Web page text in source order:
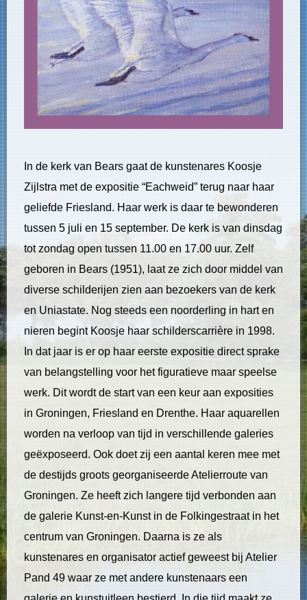
In de kerk van Bears gaat de kunstenares Koosje
Zijlstra met de expositie “Eachweid” terug naar haar
geliefde Friesland. Haar werk is daar te bewonderen
tussen 5 juli en 15 september. De kerk is van dinsdag
tot zondag open tussen 11.00 en 17.00 uur. Zelf
geboren in Bears (1951), laat ze zich door middel van
diverse schilderijen zien aan bezoekers van de kerk
en Uniastate. Nog steeds een noorderling in hart en
nieren begint Koosje haar schilderscarrière in 1998.
In dat jaar is er op haar eerste expositie direct sprake
van belangstelling voor het figuratieve maar speelse
werk. Dit wordt de start van een keur aan exposities
in Groningen, Friesland en Drenthe. Haar aquarellen
worden na verloop van tijd in verschillende galeries
geëxposeerd. Ook doet zij een aantal keren mee met
de destijds groots georganiseerde Atelierroute van
Groningen. Ze heeft zich langere tijd verbonden aan
de galerie Kunst-en-Kunst in de Folkingestraat in het
centrum van Groningen. Daarna is ze als
kunstenares en organisator actief geweest bij Atelier
Pand 49 waar ze met andere kunstenaars een